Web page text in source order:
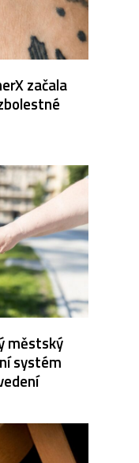
začala
městský
systém